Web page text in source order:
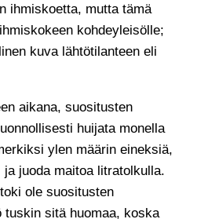
ihmiskoetta, mutta tämä
kohdeyleisölle;
kuva lähtötilanteen eli
aikana, suositusten
huijata monella
ylen määrin eineksiä,
juoda maitoa litratolkulla.
ole suositusten
sitä huomaa, koska